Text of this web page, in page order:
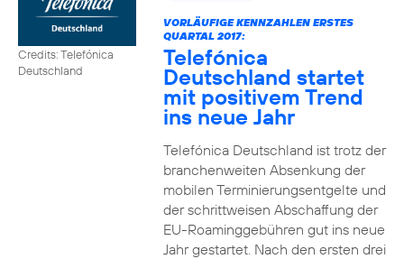
Credits: Telefónica
Deutschland
VORLÄUFIGE KENNZAHLEN ERSTES
QUARTAL 2017:
Telefónica
Deutschland startet
mit positivem Trend
ins neue Jahr
Telefónica Deutschland ist trotz der
branchenweiten Absenkung der
mobilen Terminierungsentgelte und
der schrittweisen Abschaffung der
EU-Roaminggebühren gut ins neue
Jahr gestartet. Nach den ersten drei